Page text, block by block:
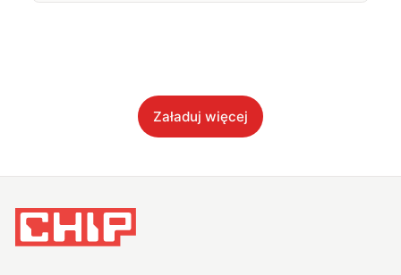
Załaduj więcej